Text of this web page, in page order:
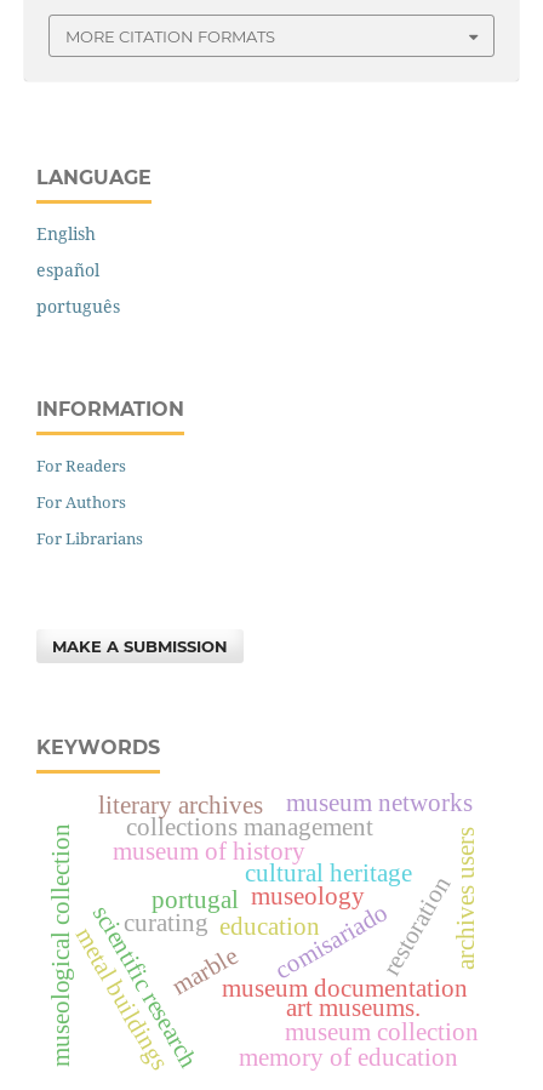
MORE CITATION FORMATS
LANGUAGE
English
español
português
INFORMATION
For Readers
For Authors
For Librarians
MAKE A SUBMISSION
KEYWORDS
curating comisariado
art museums.
marble
cultural heritage
portugal
museum of history
museum collection
scientific research
museology
museum documentation
restoration
metal buildings memory of education
museological collection collections management
museum networks
education
literary archives
archives users